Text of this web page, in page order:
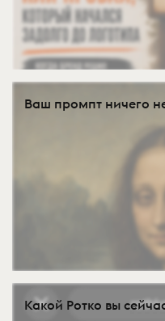
Ваш промпт ничего
Какой Ротко вы